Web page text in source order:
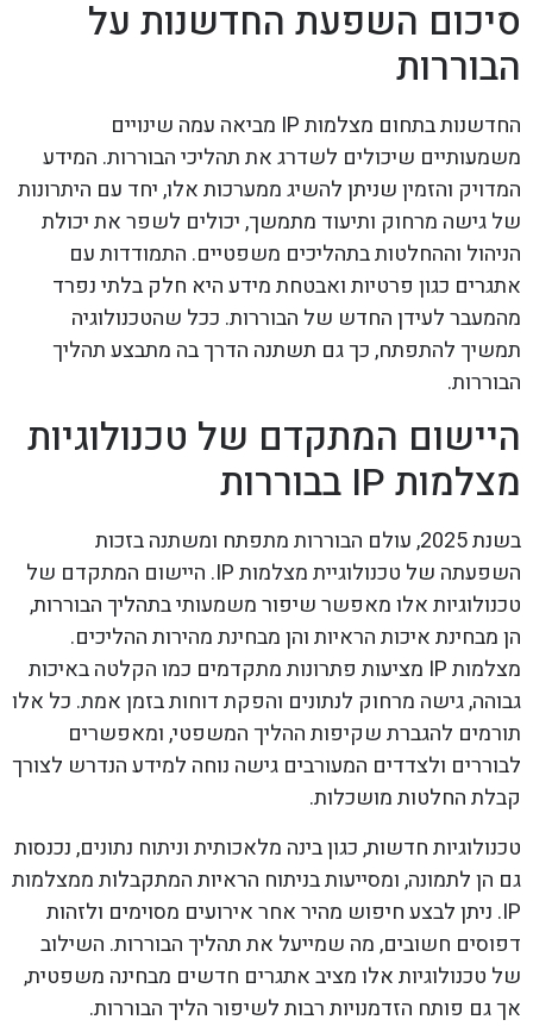
סיכום השפעת החדשנות על
הבוררות
החדשנות בתחום מצלמות IP מביאה עמה שינויים
משמעותיים שיכולים לשדרג את תהליכי הבוררות. המידע
המדויק והזמין שניתן להשיג ממערכות אלו, יחד עם היתרונות
של גישה מרחוק ותיעוד מתמשך, יכולים לשפר את יכולת
הניהול וההחלטות בתהליכים משפטיים. התמודדות עם
אתגרים כגון פרטיות ואבטחת מידע היא חלק בלתי נפרד
מהמעבר לעידן החדש של הבוררות. ככל שהטכנולוגיה
תמשיך להתפתח, כך גם תשתנה הדרך בה מתבצע תהליך
הבוררות.
היישום המתקדם של טכנולוגיות
מצלמות IP בבוררות
בשנת 2025, עולם הבוררות מתפתח ומשתנה בזכות
השפעתה של טכנולוגיית מצלמות IP. היישום המתקדם של
טכנולוגיות אלו מאפשר שיפור משמעותי בתהליך הבוררות,
הן מבחינת איכות הראיות והן מבחינת מהירות ההליכים.
מצלמות IP מציעות פתרונות מתקדמים כמו הקלטה באיכות
גבוהה, גישה מרחוק לנתונים והפקת דוחות בזמן אמת. כל אלו
תורמים להגברת שקיפות ההליך המשפטי, ומאפשרים
לבוררים ולצדדים המעורבים גישה נוחה למידע הנדרש לצורך
קבלת החלטות מושכלות.
טכנולוגיות חדשות, כגון בינה מלאכותית וניתוח נתונים, נכנסות
גם הן לתמונה, ומסייעות בניתוח הראיות המתקבלות ממצלמות
IP. ניתן לבצע חיפוש מהיר אחר אירועים מסוימים ולזהות
דפוסים חשובים, מה שמייעל את תהליך הבוררות. השילוב
של טכנולוגיות אלו מציב אתגרים חדשים מבחינה משפטית,
אך גם פותח הזדמנויות רבות לשיפור הליך הבוררות.